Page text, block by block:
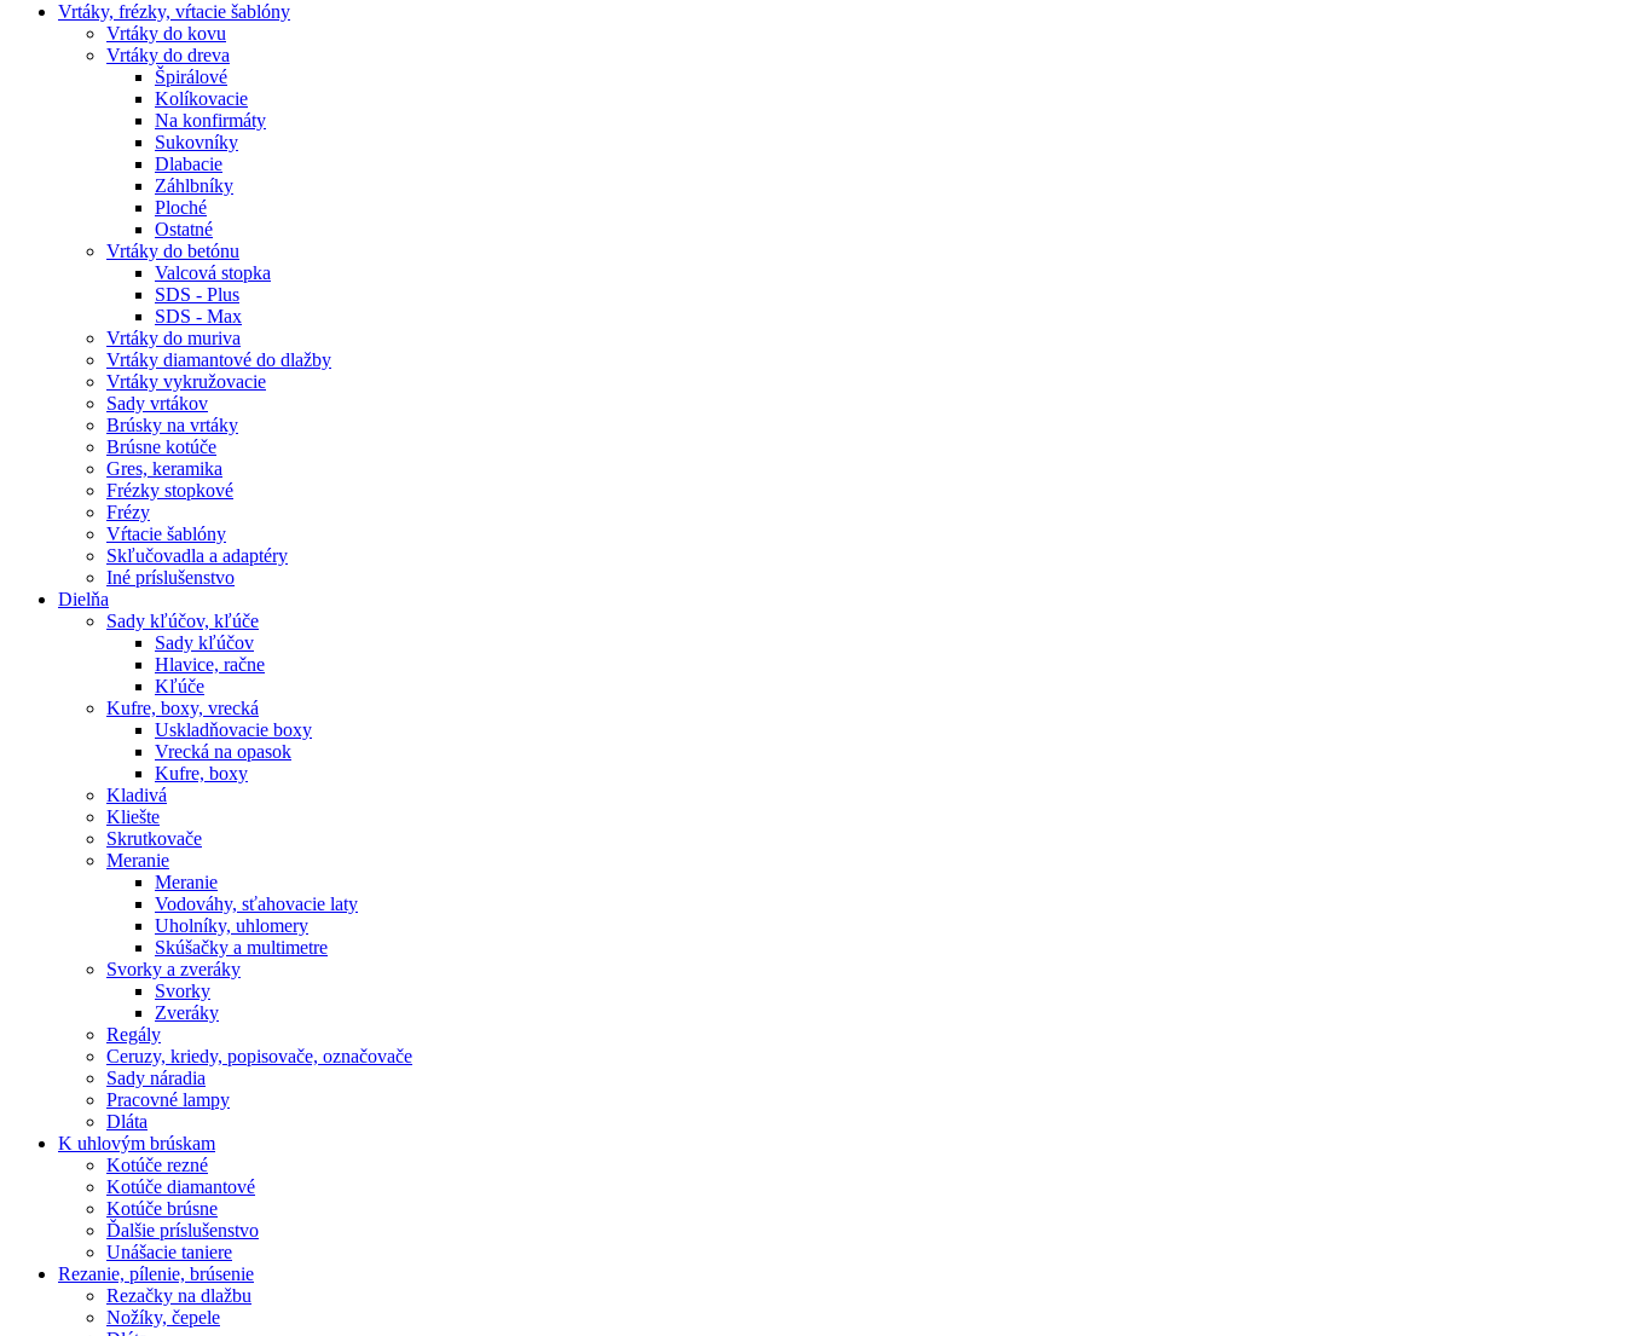
Vrtáky, frézky, vŕtacie šablóny
Vrtáky do kovu
Vrtáky do dreva
Špirálové
Kolíkovacie
Na konfirmáty
Sukovníky
Dlabacie
Záhlbníky
Ploché
Ostatné
Vrtáky do betónu
Valcová stopka
SDS - Plus
SDS - Max
Vrtáky do muriva
Vrtáky diamantové do dlažby
Vrtáky vykružovacie
Sady vrtákov
Brúsky na vrtáky
Brúsne kotúče
Gres, keramika
Frézky stopkové
Frézy
Vŕtacie šablóny
Skľučovadla a adaptéry
Iné príslušenstvo
Dielňa
Sady kľúčov, kľúče
Sady kľúčov
Hlavice, račne
Kľúče
Kufre, boxy, vrecká
Uskladňovacie boxy
Vrecká na opasok
Kufre, boxy
Kladivá
Kliešte
Skrutkovače
Meranie
Meranie
Vodováhy, sťahovacie laty
Uholníky, uhlomery
Skúšačky a multimetre
Svorky a zveráky
Svorky
Zveráky
Regály
Ceruzy, kriedy, popisovače, označovače
Sady náradia
Pracovné lampy
Dláta
K uhlovým brúskam
Kotúče rezné
Kotúče diamantové
Kotúče brúsne
Ďalšie príslušenstvo
Unášacie taniere
Rezanie, pílenie, brúsenie
Rezačky na dlažbu
Nožíky, čepele